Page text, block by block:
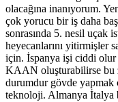
olacağına inanıyorum.
çok yorucu bir iş daha
sonrasında 5. nesil uçak
heyecanlarını
için. İspanya işi ciddi
KAAN oluşturabilirse bu
durumdur gövde yapmak
teknoloji. Almanya